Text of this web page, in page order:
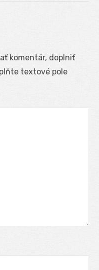
komentár, doplniť
textové pole